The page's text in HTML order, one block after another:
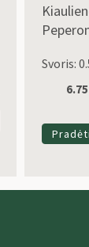
Svoris: